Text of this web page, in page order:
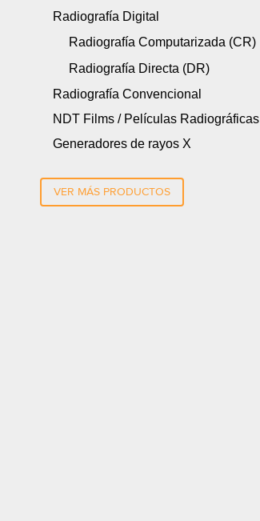
Radiografía Digital
Radiografía Computarizada (CR)
Radiografía Directa (DR)
Radiografía Convencional
NDT Films / Películas Radiográficas
Generadores de rayos X
VER MÁS PRODUCTOS